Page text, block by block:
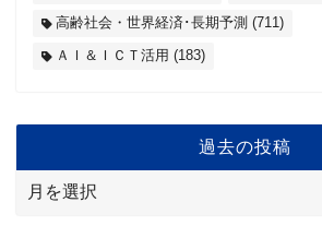
高齢社会・世界経済･長期予測 (711)
ＡＩ＆ＩＣＴ活用 (183)
過去の投稿